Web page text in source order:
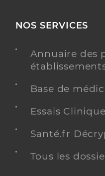
NOS SERVICES
Annuaire des
Base de
Essais
Santé.fr
Tous les